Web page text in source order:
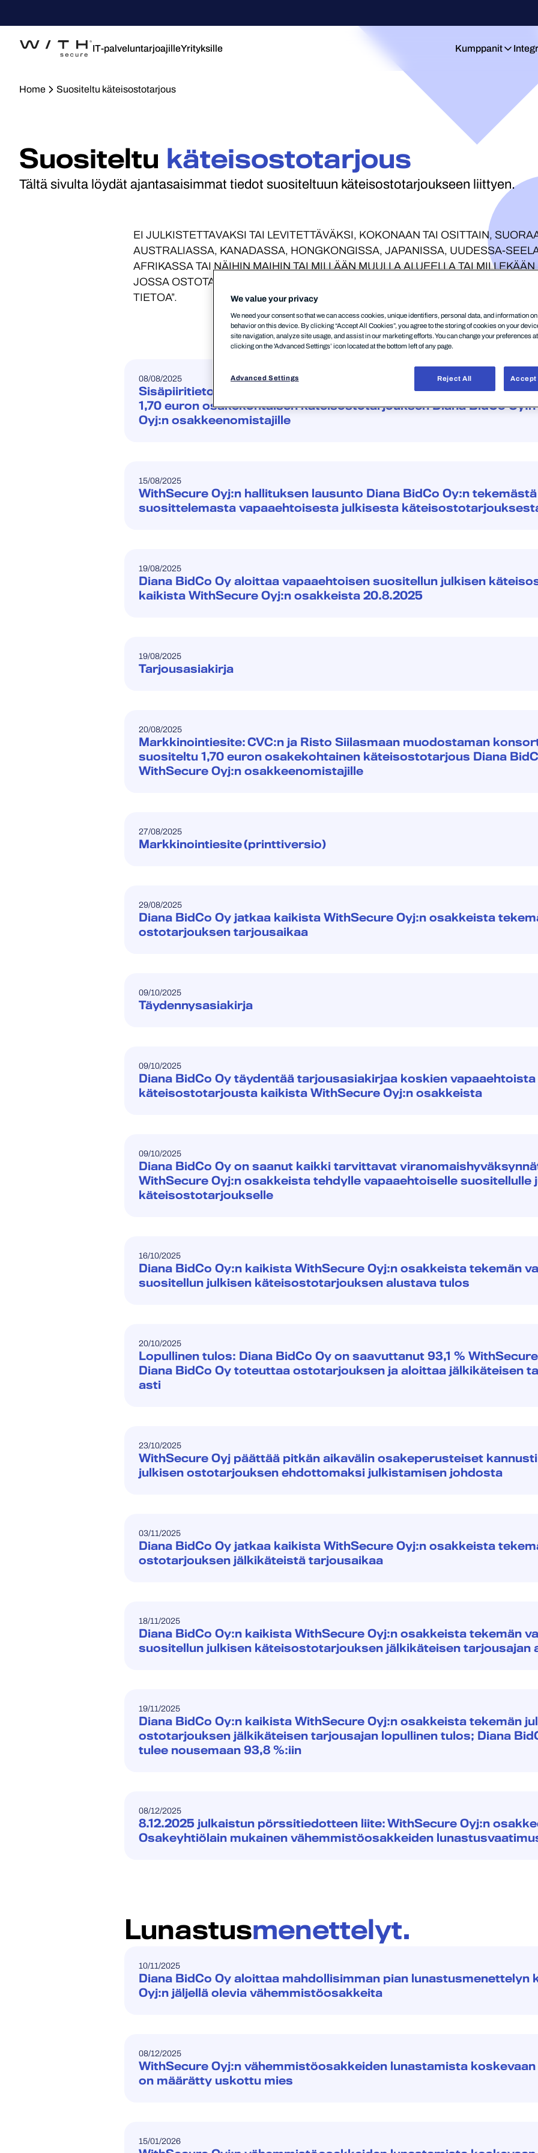
IT-palveluntarjoajilleYrityksille Kumppanit
Home Suositeltu käteisostotarjous
Suositeltu käteisostotarjous
Tältä sivulta löydät ajantasaisimmat tiedot suositeltuun käteisostotarjoukseen liittyen.
EI JULKISTETTAVAKSI TAI LEVITETTÄVÄKSI, KOKONAAN TAI OSITTAIN,
AUSTRALIASSA, KANADASSA, HONGKONGISSA, JAPANISSA, UUDESSA-
AFRIKASSA TAI NÄIHIN MAIHIN TAI MILLÄÄN MUULLA ALUEELLA TAI
JOSSA OSTOTARJOUS OLISI SOVELTUVAN LAIN VASTAINEN. LISÄTIETOJA
TIETOA”.
08/08/2025
Sisäpiiritieto: CVC:n ja Risto Siilasmaan muodostama konsortio
1,70 euron osakekohtaisen käteisostotarjouksen Diana BidCo
Oyj:n osakkeenomistajille
15/08/2025
WithSecure Oyj:n hallituksen lausunto Diana BidCo Oy:n
suosittelemasta vapaaehtoisesta julkisesta
19/08/2025
Diana BidCo Oy aloittaa vapaaehtoisen suositellun julkisen
kaikista WithSecure Oyj:n osakkeista 20.8.2025
19/08/2025
Tarjousasiakirja
20/08/2025
Markkinointiesite: CVC:n ja Risto Siilasmaan muodostaman
suositeltu 1,70 euron osakekohtainen käteisostotarjous Diana
WithSecure Oyj:n osakkeenomistajille
27/08/2025
Markkinointiesite (printtiversio)
29/08/2025
Diana BidCo Oy jatkaa kaikista WithSecure Oyj:n osakkeista
ostotarjouksen tarjousaikaa
09/10/2025
Täydennysasiakirja
09/10/2025
Diana BidCo Oy täydentää tarjousasiakirjaa koskien
käteisostotarjousta kaikista WithSecure Oyj:n osakkeista
09/10/2025
Diana BidCo Oy on saanut kaikki tarvittavat
WithSecure Oyj:n osakkeista tehdylle vapaaehtoiselle suositellulle
käteisostotarjoukselle
16/10/2025
Diana BidCo Oy:n kaikista WithSecure Oyj:n osakkeista tekemän
suositellun julkisen käteisostotarjouksen alustava tulos
20/10/2025
Lopullinen tulos: Diana BidCo Oy on saavuttanut 93,1 %
Diana BidCo Oy toteuttaa ostotarjouksen ja aloittaa jälkikäteisen
asti
23/10/2025
WithSecure Oyj päättää pitkän aikavälin osakeperusteiset
julkisen ostotarjouksen ehdottomaksi julkistamisen johdosta
03/11/2025
Diana BidCo Oy jatkaa kaikista WithSecure Oyj:n osakkeista
ostotarjouksen jälkikäteistä tarjousaikaa
18/11/2025
Diana BidCo Oy:n kaikista WithSecure Oyj:n osakkeista tekemän
suositellun julkisen käteisostotarjouksen jälkikäteisen tarjousajan
19/11/2025
Diana BidCo Oy:n kaikista WithSecure Oyj:n osakkeista tekemän
ostotarjouksen jälkikäteisen tarjousajan lopullinen tulos; Diana
tulee nousemaan 93,8 %:iin
08/12/2025
8.12.2025 julkaistun pörssitiedotteen liite: WithSecure Oyj:n
Osakeyhtiölain mukainen vähemmistöosakkeiden
Lunastusmenettelyt.
10/11/2025
Diana BidCo Oy aloittaa mahdollisimman pian lunastusmenettelyn
Oyj:n jäljellä olevia vähemmistöosakkeita
08/12/2025
WithSecure Oyj:n vähemmistöosakkeiden lunastamista
on määrätty uskottu mies
15/01/2026
We value your privacy
We need your consent so that we can access cookies, unique identifiers, personal data, and information
behavior on this device. By clicking “Accept All Cookies”, you agree to the storing of cookies on your
site navigation, analyze site usage, and assist in our marketing efforts. You can change your preferences
clicking on the 'Advanced Settings’ icon located at the bottom left of any page.
Advanced Settings Reject All Accept